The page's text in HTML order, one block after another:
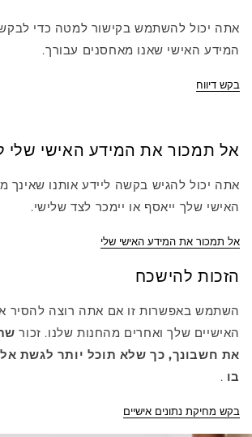
אתה יכול להשתמש בקישור למטה כדי
המידע האישי שאנו מאחסנים עבורך.
בקש דיווח
אל תמכור את המידע האישי שלי
אתה יכול להגיש בקשה ליידע אותנו שאינך
האישי שלך ייאסף או יימכר לצד שלישי.
אל תמכור את המידע האישי שלי
הזכות להישכח
השתמש באפשרות זו אם אתה רוצה להסיר
האישיים שלך ואחרים מהחנות שלנו. זכור
את חשבונך, כך שלא תוכל יותר לגשת
בו .
בקש מחיקת נתונים אישיים